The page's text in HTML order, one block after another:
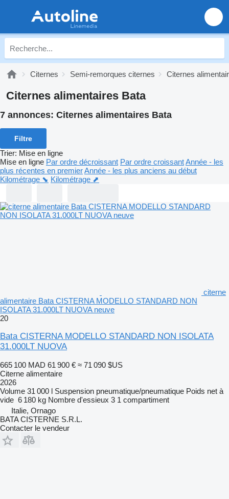
Citernes Semi-remorques citernes Citernes
Citernes alimentaires Bata
7 annonces: Citernes alimentaires Bata
Filtre
Trier: Mise en ligne
Mise en ligne Par ordre décroissant Par ordre croissantAnnée - les
plus récentes en premierAnnée - les plus anciens au début
Kilométrage ⬊ Kilométrage ⬈
citerne
alimentaire Bata CISTERNA MODELLO STANDARD NON
ISOLATA 31.000LT NUOVA neuve
20
Bata CISTERNA MODELLO STANDARD NON ISOLATA
31.000LT NUOVA
665 100 MAD 61 900 € ≈ 71 090 $US
Citerne alimentaire
2026
Volume 31 000 l Suspension pneumatique/pneumatique Poids net à
vide 6 180 kg Nombre d'essieux 3 1 compartiment
Italie, Ornago
BATA CISTERNE S.R.L.
Contacter le vendeur